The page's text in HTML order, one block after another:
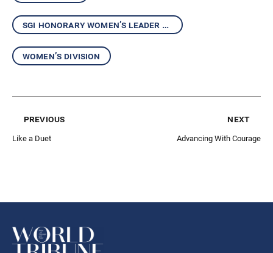
sgi honorary women’s leader kaneko ikeda
women’s division
previous
Like a Duet
next
Advancing With Courage